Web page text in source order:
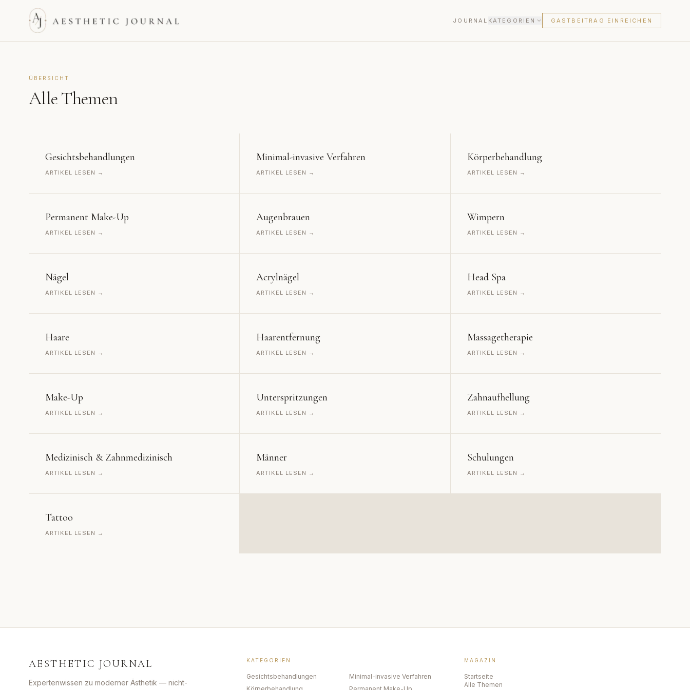
JOURNAL KATEGORIEN GASTBEITRAG EINREICHEN
ÜBERSICHT
Alle Themen
Gesichtsbehandlungen
ARTIKEL LESEN →
Minimal-invasive Verfahren
ARTIKEL LESEN →
Körperbehandlung
ARTIKEL LESEN →
Permanent Make-Up
ARTIKEL LESEN →
Augenbrauen
ARTIKEL LESEN →
Wimpern
ARTIKEL LESEN →
Nägel
ARTIKEL LESEN →
Acrylnägel
ARTIKEL LESEN →
Head Spa
ARTIKEL LESEN →
Haare
ARTIKEL LESEN →
Haarentfernung
ARTIKEL LESEN →
Massagetherapie
ARTIKEL LESEN →
Make-Up
ARTIKEL LESEN →
Unterspritzungen
ARTIKEL LESEN →
Zahnaufhellung
ARTIKEL LESEN →
Medizinisch & Zahnmedizinisch
ARTIKEL LESEN →
Männer
ARTIKEL LESEN →
Schulungen
ARTIKEL LESEN →
Tattoo
ARTIKEL LESEN →
AESTHETIC JOURNAL
Expertenwissen zu moderner Ästhetik — nicht-
KATEGORIEN
Gesichtsbehandlungen
Minimal-invasive Verfahren
MAGAZIN
Startseite
Alle Themen